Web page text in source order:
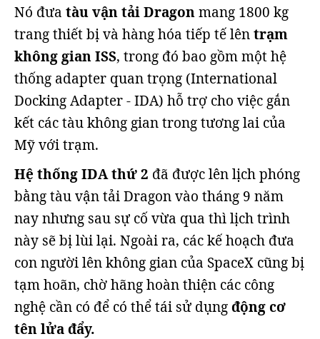
Nó đưa tàu vận tải Dragonmang 1800 kg
trang thiết bị và hàng hóa tiếp tế lêntrạm
không gian ISS, trong đó bao gồm một hệ
thống adapter quan trọng (International
Docking Adapter - IDA) hỗ trợ cho việc gắn
kết các tàu không gian trong tương lai của
Mỹ với trạm.
Hệ thống IDA thứ 2 đã được lên lịch phóng
bằng tàu vận tải Dragon vào tháng 9 năm
nay nhưng sau sự cố vừa qua thì lịch trình
này sẽ bị lùi lại. Ngoài ra, các kế hoạch đưa
con người lên không gian của SpaceX cũng bị
tạm hoãn, chờ hãng hoàn thiện các công
nghệ cần có để có thể tái sử dụngđộng cơ
tên lửa đẩy.